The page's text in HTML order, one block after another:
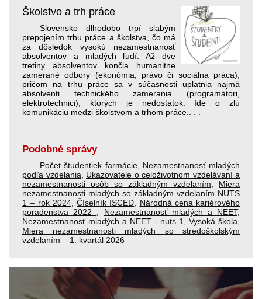
Školstvo a trh práce
Slovensko dlhodobo trpí slabým
prepojením trhu práce a školstva, čo má
za dôsledok vysokú nezamestnanosť
absolventov a mladých ľudí. Až dve
tretiny absolventov končia humanitne
zamerané odbory (ekonómia, právo či sociálna práca),
pričom na trhu práce sa v súčasnosti uplatnia najmä
absolventi technického zamerania (programátori,
elektrotechnici), ktorých je nedostatok. Ide o zlú
komunikáciu medzi školstvom a trhom práce.
Podobné správy
Počet študentiek farmácie, Nezamestnanosť mladých
podľa vzdelania
Ukazovatele o celoživotnom vzdelávaní a
nezamestnanosti osôb so základným vzdelaním
Miera
nezamestnanosti mladých so základným vzdelaním NUTS
1 – rok 2024, Číselník ISCED
Národná cena kariérového
poradenstva 2022
Nezamestnanosť mladých a NEET,
Nezamestnanosť mladých a NEET - nuts 1
Vysoká škola
Miera nezamestnanosti mladých so stredoškolským
vzdelaním – 1. kvartál 2026